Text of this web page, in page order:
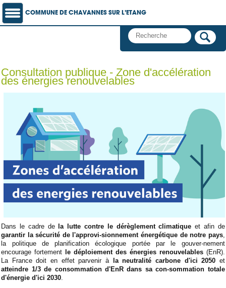
COMMUNE DE CHAVANNES SUR L’ETANG
Consultation publique - Zone d'accélération
des énergies renouvelables
Dans le cadre de la lutte contre le dérèglement climatique et afin de
garantir la sécurité de l'approvi-sionnement énergétique de notre pays,
la politique de planification écologique portée par le gouver-nement
encourage fortement
le déploiement des énergies renouvelables(EnR).
La France doit en effet parvenir à
la neutralité carbone d'ici 2050 et
atteindre 1/3 de consommation d'EnR dans sa con-sommation totale
d'énergie d'ici 2030.